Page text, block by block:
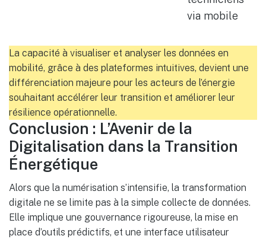
via mobile
La capacité à visualiser et analyser les données en
mobilité, grâce à des plateformes intuitives, devient une
différenciation majeure pour les acteurs de l’énergie
souhaitant accélérer leur transition et améliorer leur
résilience opérationnelle.
Conclusion : L’Avenir de la
Digitalisation dans la Transition
Énergétique
Alors que la numérisation s’intensifie, la transformation
digitale ne se limite pas à la simple collecte de données.
Elle implique une gouvernance rigoureuse, la mise en
place d’outils prédictifs, et une interface utilisateur